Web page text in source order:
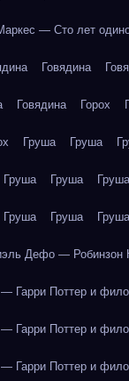
— Сто лет
Говядина
Говядина Горох
Груша Груша
Груша Груша Груша
Груша Груша Груша
Дефо — Робинзон
Гарри Поттер и
Гарри Поттер и
Гарри Поттер и